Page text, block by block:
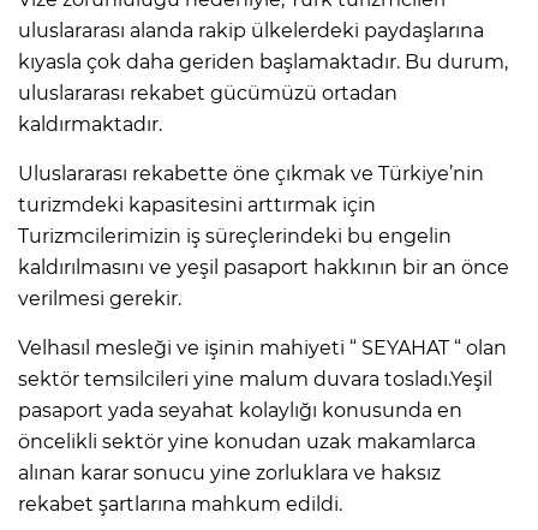
uluslararası alanda rakip ülkelerdeki paydaşlarına
kıyasla çok daha geriden başlamaktadır. Bu durum,
uluslararası rekabet gücümüzü ortadan
kaldırmaktadır.
Uluslararası rekabette öne çıkmak ve Türkiye’nin
turizmdeki kapasitesini arttırmak için
Turizmcilerimizin iş süreçlerindeki bu engelin
kaldırılmasını ve yeşil pasaport hakkının bir an önce
verilmesi gerekir.
Velhasıl mesleği ve işinin mahiyeti “ SEYAHAT “ olan
sektör temsilcileri yine malum duvara tosladı.Yeşil
pasaport yada seyahat kolaylığı konusunda en
öncelikli sektör yine konudan uzak makamlarca
alınan karar sonucu yine zorluklara ve haksız
rekabet şartlarına mahkum edildi.